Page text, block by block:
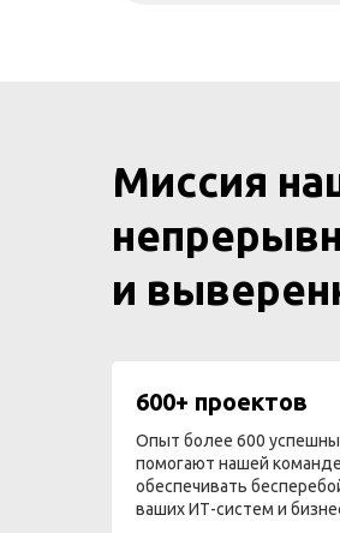
Миссия
и
600+ проектов
Опыт более 600
помогают нашей команде
обеспечивать
ваших ИТ-систем и